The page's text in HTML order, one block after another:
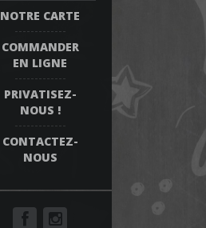
NOTRE CARTE
COMMANDER
EN LIGNE
PRIVATISEZ-
NOUS !
CONTACTEZ-
NOUS